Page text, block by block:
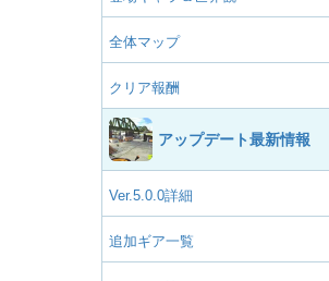
全体マップ
クリア報酬
アップデート最新情報
Ver.5.0.0詳細
追加ギア一覧